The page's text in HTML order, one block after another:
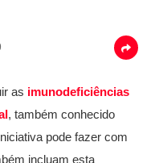
as imunodeficiências
, também conhecido
pode fazer com
incluam esta